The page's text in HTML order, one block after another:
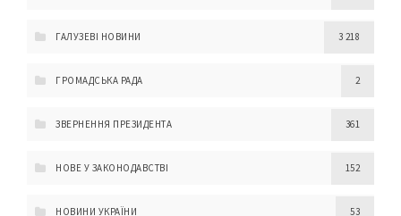
ГАЛУЗЕВІ НОВИНИ 3 218
ГРОМАДСЬКА РАДА 2
ЗВЕРНЕННЯ ПРЕЗИДЕНТА 361
НОВЕ У ЗАКОНОДАВСТВІ 152
НОВИНИ УКРАЇНИ 53